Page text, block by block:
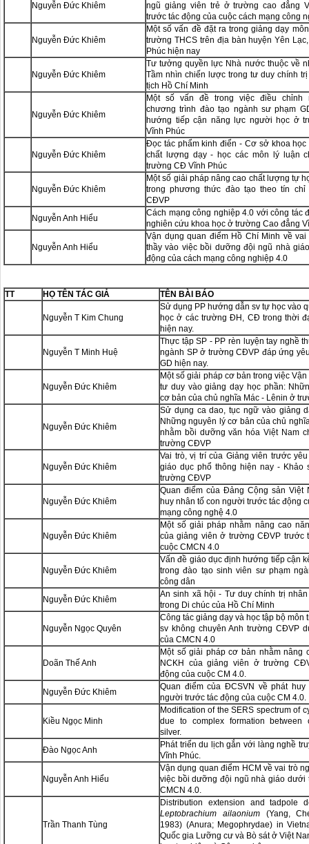
Nguyễn Đức Khiêm
ngũ giảng viên trẻ ở trường cao đẳng
trước tác động của cuộc cách mạng công
Nguyễn Đức Khiêm
Một số vấn đề đặt ra trong giảng dạy
trường THCS trên địa bàn huyện Yên
Phúc hiện nay
Nguyễn Đức Khiêm
Tư tưởng quyền lực Nhà nước thuộc về
Tầm nhìn chiến lược trong tư duy chính
tịch Hồ Chí Minh
Nguyễn Đức Khiêm
Một số vấn đề trong việc điều chỉnh
chương trình đào tạo ngành sư phạm
hướng tiếp cận năng lực người học ở
Vĩnh Phúc
Nguyễn Đức Khiêm
Đọc tác phẩm kinh điển - Cơ sở khoa học
chất lượng dạy - học các môn lý luận
trường CĐ Vĩnh Phúc
Nguyễn Đức Khiêm
Một số giải pháp nâng cao chất lượng tự
trong phương thức đào tạo theo tín
CĐVP
Nguyễn Anh Hiểu
Cách mạng công nghiệp 4.0 với công tác
nghiên cứu khoa học ở trường Cao đẳng
Nguyễn Anh Hiểu
Vận dụng quan điểm Hồ Chí Minh về
thầy vào việc bồi dưỡng đội ngũ nhà
động của cách mạng công nghiệp 4.0
TT HỌ TÊN TÁC GIẢ TÊN BÀI BÁO
Nguyễn T Kim Chung
Sử dụng PP hướng dẫn sv tự học vào
học ở các trường ĐH, CĐ trong thời
hiện nay.
Nguyễn T Minh Huệ
Thực tập SP - PP rèn luyện tay nghề
ngành SP ở trường CĐVP đáp ứng
GD hiện nay.
Nguyễn Đức Khiêm
Một số giải pháp cơ bản trong việc
tư duy vào giảng dạy học phần:
cơ bản của chủ nghĩa Mác - Lênin ở
Nguyễn Đức Khiêm
Sử dụng ca dao, tục ngữ vào giảng
Những nguyên lý cơ bản của chủ
nhằm bồi dưỡng văn hóa Việt Nam
trường CĐVP
Nguyễn Đức Khiêm
Vai trò, vị trí của Giảng viên trước
giáo dục phổ thông hiện nay - Khảo
trường CĐVP
Nguyễn Đức Khiêm
Quan điểm của Đảng Cộng sản Việt
huy nhân tố con người trước tác động
mạng công nghệ 4.0
Nguyễn Đức Khiêm
Một số giải pháp nhằm nâng cao
của giảng viên ở trường CĐVP trước
cuộc CMCN 4.0
Nguyễn Đức Khiêm
Vấn đề giáo dục định hướng tiếp cận
trong đào tạo sinh viên sư phạm
công dân
Nguyễn Đức Khiêm
An sinh xã hội - Tư duy chính trị
trong Di chúc của Hồ Chí Minh
Nguyễn Ngọc Quyên
Công tác giảng dạy và học tập bộ môn
sv không chuyên Anh trường CĐVP
của CMCN 4.0
Doãn Thế Anh
Một số giải pháp cơ bản nhằm nâng
NCKH của giảng viên ở trường
động của cuộc CM 4.0.
Nguyễn Đức Khiêm
Quan điểm của ĐCSVN về phát huy
người trước tác động của cuộc CM 4.0.
Kiều Ngọc Minh
Modification of the SERS spectrum of
due to complex formation between
silver.
Đào Ngọc Anh
Phát triển du lịch gắn với làng nghề
Vĩnh Phúc.
Nguyễn Anh Hiểu
Vận dụng quan điểm HCM về vai trò
việc bồi dưỡng đội ngũ nhà giáo dưới
CMCN 4.0.
Trần Thanh Tùng
Distribution extension and tadpole
Leptobrachium ailaonium(Yang,
1983) (Anura; Megophrydae) in
Quốc gia Lưỡng cư và Bò sát ở Việt